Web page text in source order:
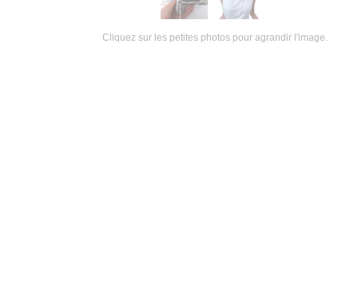
Cliquez sur les petites photos pour agrandir l'image.